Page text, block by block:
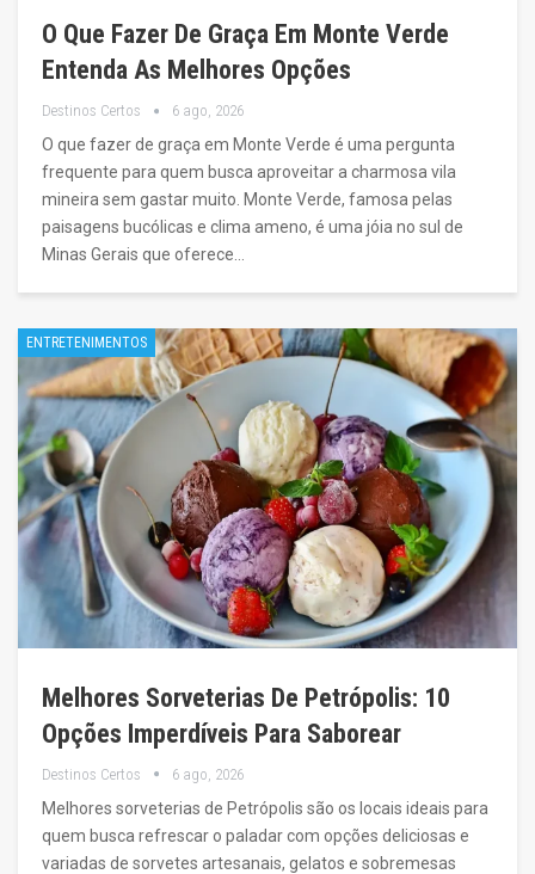
O Que Fazer De Graça Em Monte Verde
Entenda As Melhores Opções
Destinos Certos 6 ago, 2026
O que fazer de graça em Monte Verde é uma pergunta
frequente para quem busca aproveitar a charmosa vila
mineira sem gastar muito. Monte Verde, famosa pelas
paisagens bucólicas e clima ameno, é uma jóia no sul de
Minas Gerais que oferece…
ENTRETENIMENTOS
Melhores Sorveterias De Petrópolis: 10
Opções Imperdíveis Para Saborear
Destinos Certos 6 ago, 2026
Melhores sorveterias de Petrópolis são os locais ideais para
quem busca refrescar o paladar com opções deliciosas e
variadas de sorvetes artesanais, gelatos e sobremesas